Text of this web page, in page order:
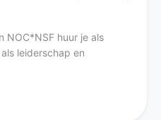
NOC*NSF huur je als
leiderschap en